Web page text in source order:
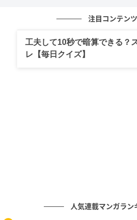
払いでお願いします」と伝えます。
普段のちょっとした買い物のひ
払い」という言葉に、店員が「
すよね。自分では普通に思って
注目コンテンツ
工夫して10秒で暗算できる？
レ【毎日クイズ】
人気連載マンガラン